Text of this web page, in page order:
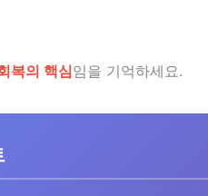
복의 핵심임을 기억하세요.